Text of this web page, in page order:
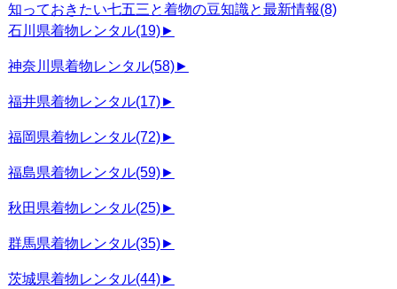
知っておきたい七五三と着物の豆知識と最新情報(8)
石川県着物レンタル(19)►
神奈川県着物レンタル(58)►
福井県着物レンタル(17)►
福岡県着物レンタル(72)►
福島県着物レンタル(59)►
秋田県着物レンタル(25)►
群馬県着物レンタル(35)►
茨城県着物レンタル(44)►